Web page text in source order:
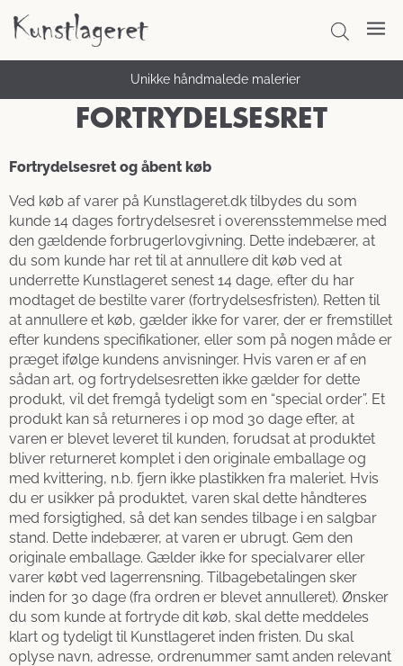
Unikke håndmalede malerier
FORTRYDELSESRET
Fortrydelsesret og åbent køb
Ved køb af varer på Kunstlageret.dk tilbydes du som
kunde 14 dages fortrydelsesret i overensstemmelse med
den gældende forbrugerlovgivning. Dette indebærer, at
du som kunde har ret til at annullere dit køb ved at
underrette Kunstlageret senest 14 dage, efter du har
modtaget de bestilte varer (fortrydelsesfristen). Retten til
at annullere et køb, gælder ikke for varer, der er fremstillet
efter kundens specifikationer, eller som på nogen måde er
præget ifølge kundens anvisninger. Hvis varen er af en
sådan art, og fortrydelsesretten ikke gælder for dette
produkt, vil det fremgå tydeligt som en “special order”. Et
produkt kan så returneres i op mod 30 dage efter, at
varen er blevet leveret til kunden, forudsat at produktet
bliver returneret komplet i den originale emballage og
med kvittering, n.b. fjern ikke plastikken fra maleriet. Hvis
du er usikker på produktet, varen skal dette håndteres
med forsigtighed, så det kan sendes tilbage i en salgbar
stand. Dette indebærer, at varen er ubrugt. Gem den
originale emballage. Gælder ikke for specialvarer eller
varer købt ved lagerrensning. Tilbagebetalingen sker
inden for 30 dage (fra ordren er blevet annulleret). Ønsker
du som kunde at fortryde dit køb, skal dette meddeles
klart og tydeligt til Kunstlageret inden fristen. Du skal
oplyse navn, adresse, ordrenummer samt anden relevant